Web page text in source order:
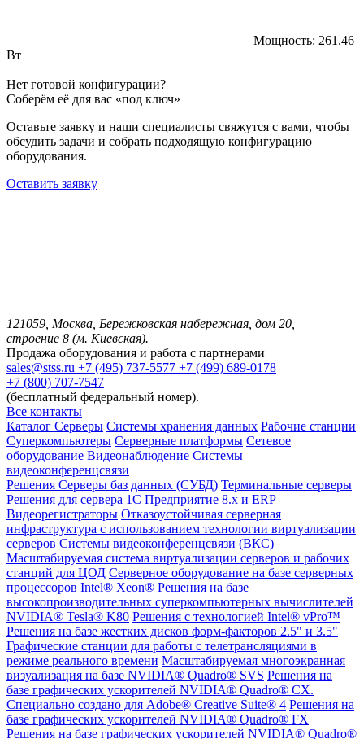
Мощность: 261.46
Вт
Нет готовой конфигурации?
Соберём её для вас «под ключ»
Оставьте заявку и наши специалисты свяжутся с вами, чтобы
обсудить задачи и собрать подходящую конфигурацию
оборудования.
Оставить заявку
121059, Москва, Бережковская набережная, дом 20,
строение 8 (м. Киевская).
Продажа оборудования и работа с партнерами
sales@stss.ru +7 (495) 737-5577 +7 (499) 689-0178
+7 (800) 707-7547
(бесплатный федеральный номер).
Все контакты
Каталог Серверы Системы хранения данных Рабочие станции
Суперкомпьютеры Серверные платформы Сетевое
оборудование Видеонаблюдение Системы
видеоконференцсвязи
Решения Серверы баз данных (СУБД) Терминальные серверы
Решения для сервера 1С Предприятие 8.x и ERP
Видеорегистраторы Отказоустойчивая серверная
инфраструктура с использованием технологии виртуализации
серверов Системы видеоконференцсвязи (ВКС)
Масштабируемая система виртуализации серверов и рабочих
станций для ЦОД Серверное оборудование на базе серверных
процессоров Intel® Xeon® Решения на базе
высокопроизводительных суперкомпьютерных вычислителей
NVIDIA® Tesla® K80 Решения с технологией Intel® vPro™
Решения на базе жестких дисков форм-факторов 2.5" и 3.5"
Графические станции для работы с телетрансляциями в
режиме реального времени Масштабируемая многоэкранная
визуализация на базе NVIDIA® Quadro® SVS Решения на
базе графических ускорителей NVIDIA® Quadro® CX.
Специально создано для Adobe® Creative Suite® 4 Решения на
базе графических ускорителей NVIDIA® Quadro® FX
Решения на базе графических ускорителей NVIDIA® Quadro®